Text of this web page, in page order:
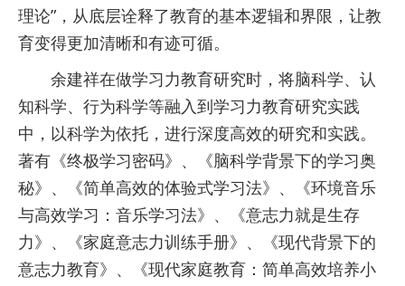
理论”，从底层诠释了教育的基本逻辑和界限，让教
育变得更加清晰和有迹可循。
余建祥在做学习力教育研究时，将脑科学、认
知科学、行为科学等融入到学习力教育研究实践
中，以科学为依托，进行深度高效的研究和实践。
著有《终极学习密码》、《脑科学背景下的学习奥
秘》、《简单高效的体验式学习法》、《环境音乐
与高效学习：音乐学习法》、《意志力就是生存
力》、《家庭意志力训练手册》、《现代背景下的
意志力教育》、《现代家庭教育：简单高效培养小